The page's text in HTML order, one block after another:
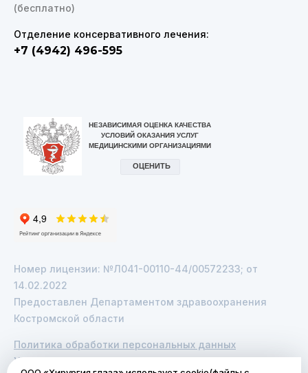
(бесплатно)
Отделение консервативного лечения:
+7 (4942) 496-595
Номер лицензии: №Л041-00110-44/00572233; от
14.02.2022
Предоставлен Департаментом здравоохранения
Костромской области
Политика обработки персональных данных
Услуги по полисам ОМС